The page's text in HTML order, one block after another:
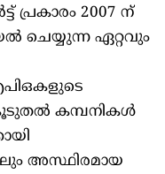
പ്രകാരം 2007 ന്
ചെയ്യുന്ന ഏറ്റവും
കമ്പനികള്‍
അസ്ഥിരമായ